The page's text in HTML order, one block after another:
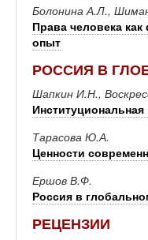
Болонина А.Л.,
Права человека
опыт
РОССИЯ В
Шапкин И.Н.,
Тарасова Ю.А.
Ценности
Ершов В.Ф.
Россия в
РЕЦЕНЗИИ